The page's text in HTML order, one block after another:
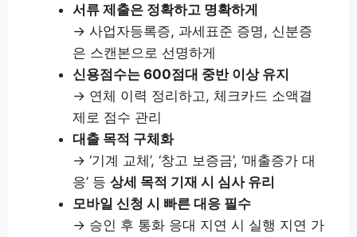
서류 제출은 정확하고 명확하게
→ 사업자등록증, 과세표준 증명, 신분증
은 스캔본으로 선명하게
신용점수는 600점대 중반 이상 유지
→ 연체 이력 정리하고, 체크카드 소액결
제로 점수 관리
대출 목적 구체화
→ ‘기계 교체’, ‘창고 보증금’, ‘매출증가 대
응’ 등 상세 목적 기재 시 심사 유리
모바일 신청 시 빠른 대응 필수
→ 승인 후 통화 응대 지연 시 실행 지연 가